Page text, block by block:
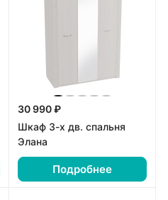
30 990 ₽
Шкаф 3-х дв. спальня
Элана
Подробнее